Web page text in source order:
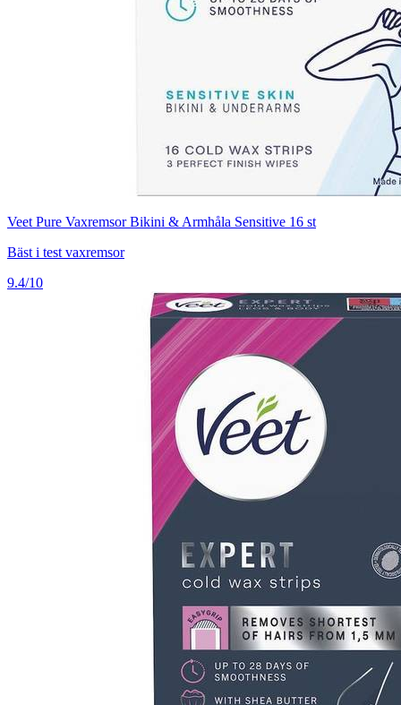
Veet Pure Vaxremsor Bikini & Armhåla Sensitive 16 st
Bäst i test vaxremsor
9.4/10